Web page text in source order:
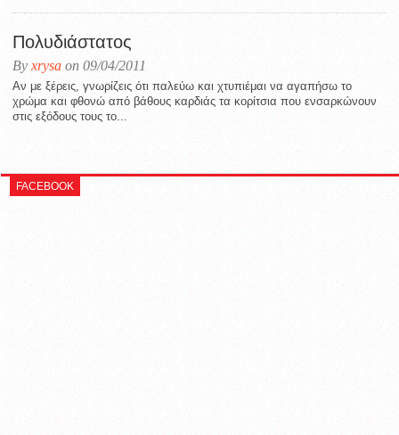
Πολυδιάστατος
By xrysa on 09/04/2011
Αν με ξέρεις, γνωρίζεις ότι παλεύω και χτυπιέμαι να αγαπήσω το
χρώμα και φθονώ από βάθους καρδιάς τα κορίτσια που ενσαρκώνουν
στις εξόδους τους το...
FACEBOOK